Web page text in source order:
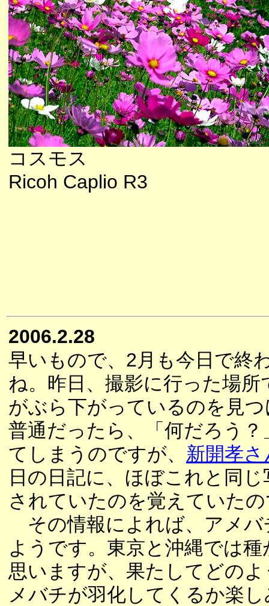
コスモス
Ricoh Caplio R3
2006.2.28
早いもので、2月も今日で終
ね。昨日、撮影に行った場所
がぶら下がっているのを見
普通だったら、「何だろう？
てしまうのですが、 新開孝さ
日の日記に、ほぼこれと同
されていたのを覚えていた
その情報によれば、アメバ
ようです。東京と沖縄では
思いますが、果たしてどの
メバチが羽化してくるか楽